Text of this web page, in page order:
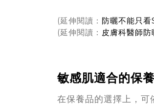
(延伸閱讀： 防曬不能只
(延伸閱讀： 皮膚科醫師
敏感肌適合的保
在保養品的選擇上，可